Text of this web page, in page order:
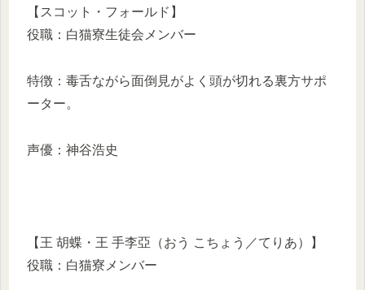
【スコット・フォールド】
役職：白猫寮生徒会メンバー
特徴：毒舌ながら面倒見がよく頭が切れる裏方サポ
ーター。
声優：神谷浩史
【王 胡蝶・王 手李亞（おう こちょう／てりあ）】
役職：白猫寮メンバー